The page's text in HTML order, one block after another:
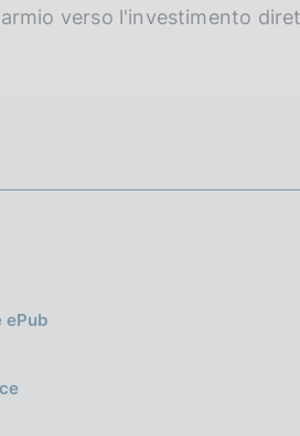
verso l'investimento
ePub